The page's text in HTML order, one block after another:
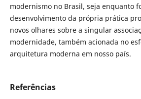
modernismo no Brasil, seja enquanto
desenvolvimento da própria prática
novos olhares sobre a singular
modernidade, também acionada no
arquitetura moderna em nosso país.
Referências